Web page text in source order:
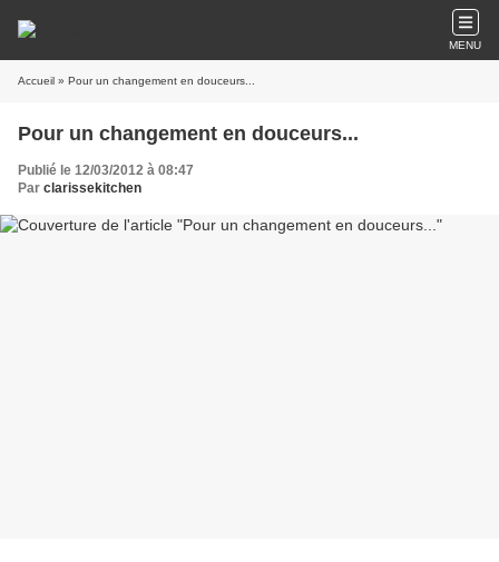
MENU
Accueil » Pour un changement en douceurs...
Pour un changement en douceurs...
Publié le 12/03/2012 à 08:47
Par clarissekitchen